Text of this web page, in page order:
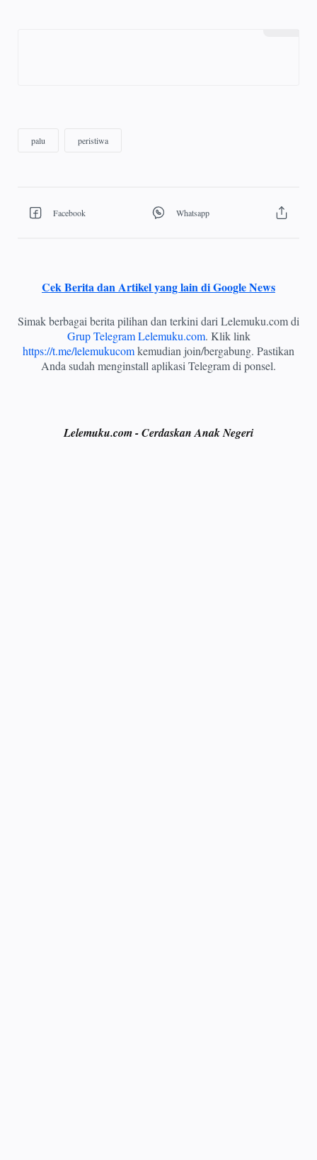
Cek Berita dan Artikel yang lain di Google News
Simak berbagai berita pilihan dan terkini dari Lelemuku.com di
Grup Telegram Lelemuku.com. Klik link
https://t.me/lelemukucomkemudian join/bergabung. Pastikan
Anda sudah menginstall aplikasi Telegram di ponsel.
Lelemuku.com - Cerdaskan Anak Negeri